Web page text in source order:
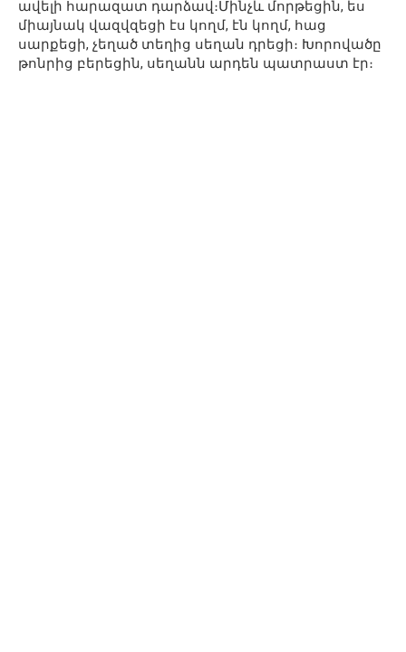
ավելի հարազատ դարձավ։Մինչև մորթեցին, ես
միայնակ վազվզեցի էս կողմ, էն կողմ, հաց
սարքեցի, չեղած տեղից սեղան դրեցի։ Խորովածը
թոնրից բերեցին, սեղանն արդեն պատրաստ էր։